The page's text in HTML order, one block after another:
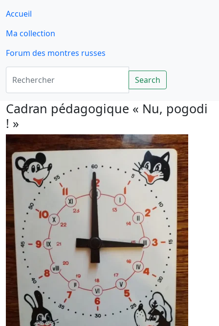
Accueil
Ma collection
Forum des montres russes
Rechercher
Search
Cadran pédagogique « Nu, pogodi
! »